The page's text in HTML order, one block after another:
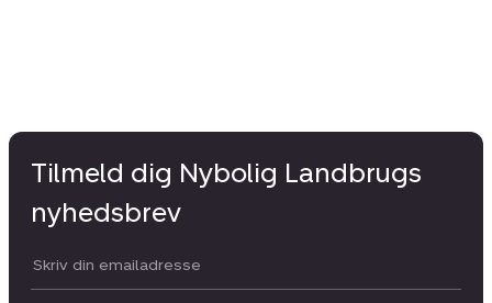
Tilmeld dig Nybolig Landbrugs
nyhedsbrev
Din email: